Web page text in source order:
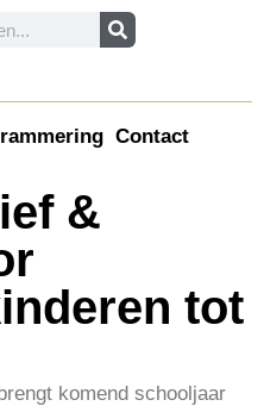
Contact
&
tot
komend schooljaar